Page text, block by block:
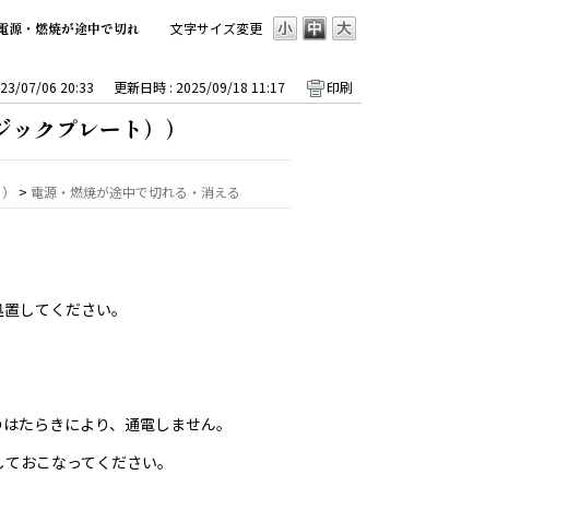
文字サイズ変更
源・燃焼が途中で切れ
07/06 20:33 更新日時 : 2025/09/18 11:17 印刷
クプレート））
> 電源・燃焼が途中で切れる・消える
してください。
たらきにより、通電しません。
おこなってください。